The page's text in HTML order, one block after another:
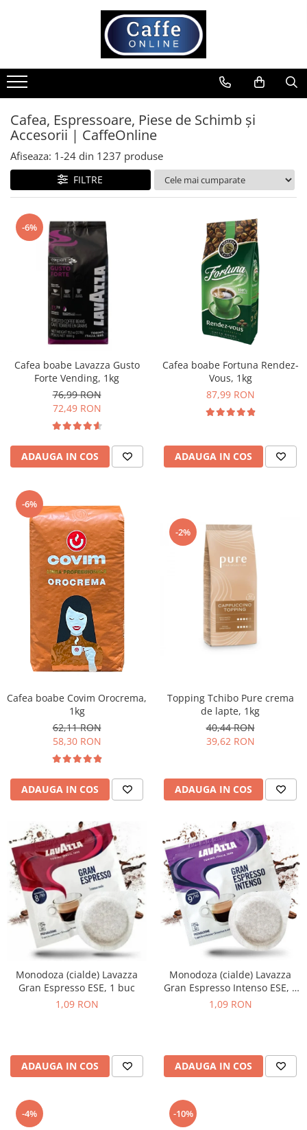
Cafea
Cafea Boabe
Capsule Cafea
Cafea Macinata
Cafea Instant
Espressoare
Aparate Automate
Aparate capsule
Aparate clasice
Accesorii
Complementare
Diverse
Pahare de cafea
Consumabile
Ciocolata calda
Lapte instant
Pliculete Zahar si Miere
Siropuri
Topping
Aparate SH
Promotii
Stabilizatoare tensiune
Piese schimb espressoare
Curatare
Portafiltre
Tamper
Altele
Cafea, Espressoare, Piese de Schimb și
Accesorii | CaffeOnline
Afiseaza: 1-24 din 1237 produse
FILTRE
-6%
Cafea boabe Lavazza Gusto
Forte Vending, 1kg
76,99 RON
72,49 RON
ADAUGA IN COS
Cafea boabe Fortuna Rendez-
Vous, 1kg
87,99 RON
ADAUGA IN COS
-6%
Cafea boabe Covim Orocrema,
1kg
62,11 RON
58,30 RON
ADAUGA IN COS
-2%
Topping Tchibo Pure crema
de lapte, 1kg
40,44 RON
39,62 RON
ADAUGA IN COS
Monodoza (cialde) Lavazza
Gran Espresso ESE, 1 buc
1,09 RON
ADAUGA IN COS
Monodoza (cialde) Lavazza
Gran Espresso Intenso ESE, 1
buc
1,09 RON
ADAUGA IN COS
-4% -10%